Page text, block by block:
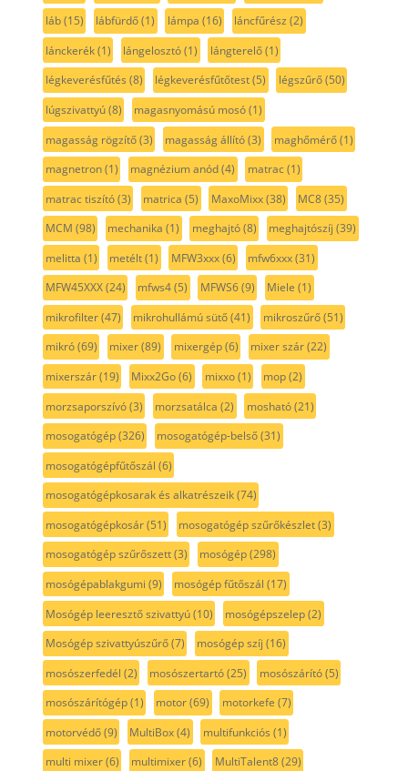
láb(15) lábfürdő(1) lámpa (16) láncfűrész (2)
lánckerék(1) lángelosztó(1) lángterelő(1)
légkeverésfűtés (8) légkeverésfűtőtest(5) légszűrő(50)
lúgszivattyú(8) magasnyomású mosó(1)
magasság rögzítő(3) magasság állító(3) maghőmérő(1)
magnetron(1) magnézium anód(4) matrac(1)
matrac tiszító(3) matrica (5) MaxoMixx(38) MC8(35)
MCM (98) mechanika (1) meghajtó(8) meghajtószíj (39)
melitta (1) metélt(1) MFW3xxx(6) mfw6xxx(31)
MFW45XXX(24) mfws4(5) MFWS6(9) Miele (1)
mikrofilter(47) mikrohullámú sütő(41) mikroszűrő(51)
mikró(69) mixer(89) mixergép(6) mixer szár(22)
mixerszár(19) Mixx2Go(6) mixxo(1) mop(2)
morzsaporszívó(3) morzsatálca (2) mosható(21)
mosogatógép(326) mosogatógép-belső(31)
mosogatógépfűtőszál (6)
mosogatógépkosarak és alkatrészeik(74)
mosogatógépkosár(51) mosogatógép szűrőkészlet(3)
mosogatógép szűrőszett(3) mosógép(298)
mosógépablakgumi (9) mosógép fűtőszál (17)
Mosógép leeresztő szivattyú(10) mosógépszelep(2)
Mosógép szivattyúszűrő(7) mosógép szíj (16)
mosószerfedél (2) mosószertartó(25) mosószárító(5)
mosószárítógép(1) motor(69) motorkefe (7)
motorvédő(9) MultiBox(4) multifunkciós (1)
multi mixer(6) multimixer(6) MultiTalent8(29)